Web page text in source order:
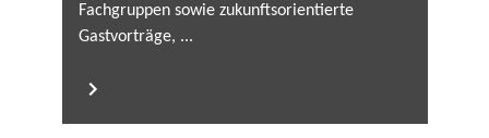
Fachgruppen sowie zukunftsorientierte
Gastvorträge, ...